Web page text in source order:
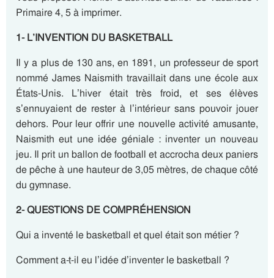
Primaire 4, 5 à imprimer.
1- L’INVENTION DU BASKETBALL
Il y a plus de 130 ans, en 1891, un professeur de sport
nommé James Naismith travaillait dans une école aux
États-Unis. L’hiver était très froid, et ses élèves
s’ennuyaient de rester à l’intérieur sans pouvoir jouer
dehors. Pour leur offrir une nouvelle activité amusante,
Naismith eut une idée géniale : inventer un nouveau
jeu. Il prit un ballon de football et accrocha deux paniers
de pêche à une hauteur de 3,05 mètres, de chaque côté
du gymnase.
2- QUESTIONS DE COMPRÉHENSION
Qui a inventé le basketball et quel était son métier ?
Comment a-t-il eu l’idée d’inventer le basketball ?